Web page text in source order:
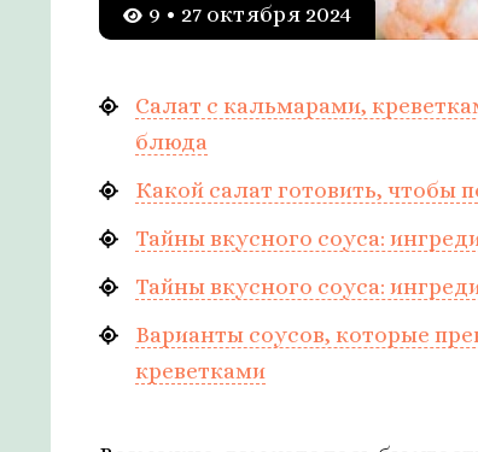
9 • 27 октября 2024
Салат с кальмарами,
блюда
Какой салат готовить, чтобы
Тайны вкусного соуса:
Тайны вкусного соуса:
Варианты соусов, которые
креветками